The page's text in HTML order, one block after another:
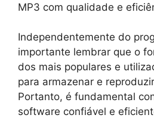
MP3 com qualidade e
Independentemente do
importante lembrar que o
dos mais populares e
para armazenar e
Portanto, é fundamental
software confiável e